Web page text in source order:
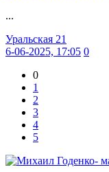
...
Уральская 21
6-06-2025, 17:05 0
0
1
2
3
4
5